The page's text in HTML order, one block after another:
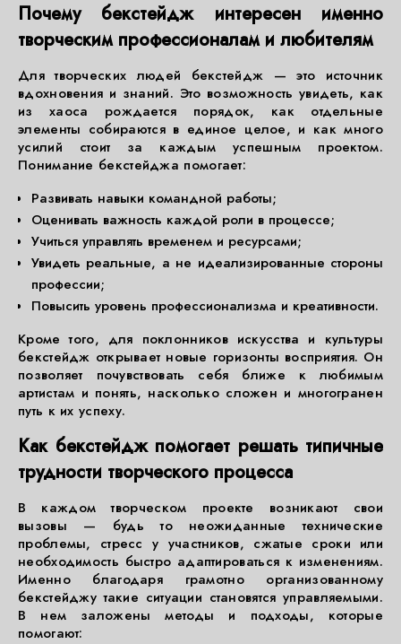
Почему бекстейдж интересен именно
творческим профессионалам и любителям
Для творческих людей бекстейдж — это источник
вдохновения и знаний. Это возможность увидеть, как
из хаоса рождается порядок, как отдельные
элементы собираются в единое целое, и как много
усилий стоит за каждым успешным проектом.
Понимание бекстейджа помогает:
Развивать навыки командной работы;
Оценивать важность каждой роли в процессе;
Учиться управлять временем и ресурсами;
Увидеть реальные, а не идеализированные стороны
профессии;
Повысить уровень профессионализма и креативности.
Кроме того, для поклонников искусства и культуры
бекстейдж открывает новые горизонты восприятия. Он
позволяет почувствовать себя ближе к любимым
артистам и понять, насколько сложен и многогранен
путь к их успеху.
Как бекстейдж помогает решать типичные
трудности творческого процесса
В каждом творческом проекте возникают свои
вызовы — будь то неожиданные технические
проблемы, стресс у участников, сжатые сроки или
необходимость быстро адаптироваться к изменениям.
Именно благодаря грамотно организованному
бекстейджу такие ситуации становятся управляемыми.
В нем заложены методы и подходы, которые
помогают: